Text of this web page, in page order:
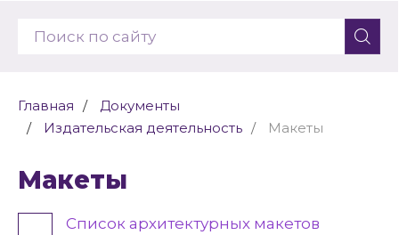
Главная
Документы
Издательская деятельность
Макеты
Макеты
Список архитектурных макетов